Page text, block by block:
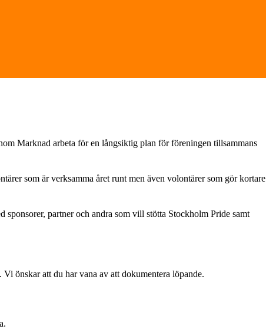
Marknad arbeta för en långsiktig plan för föreningen tillsammans
som är verksamma året runt men även volontärer som gör kortare
partner och andra som vill stötta Stockholm Pride samt
önskar att du har vana av att dokumentera löpande.